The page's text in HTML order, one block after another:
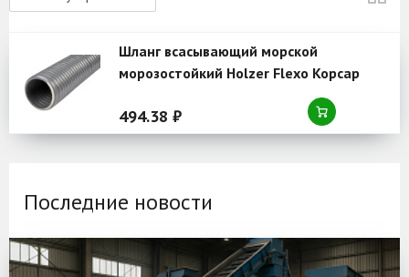
Шланг всасывающий морской
морозостойкий Holzer Flexo Корсар
494.38 ₽
Последние новости